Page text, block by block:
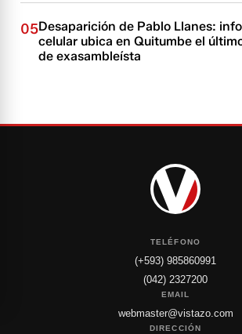
05Desaparición de Pablo Llanes:
celular ubica en Quitumbe el
de exasambleísta
TELÉFONO
(+593) 985860991
(042) 2327200
EMAIL
webmaster@vistazo.com
DIRECCIÓN